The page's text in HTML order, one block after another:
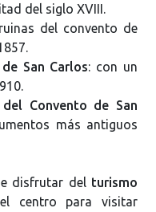
del siglo XVIII.
del convento de
San Carlos: con un
Convento de San
más antiguos
disfrutar del turismo
centro para visitar